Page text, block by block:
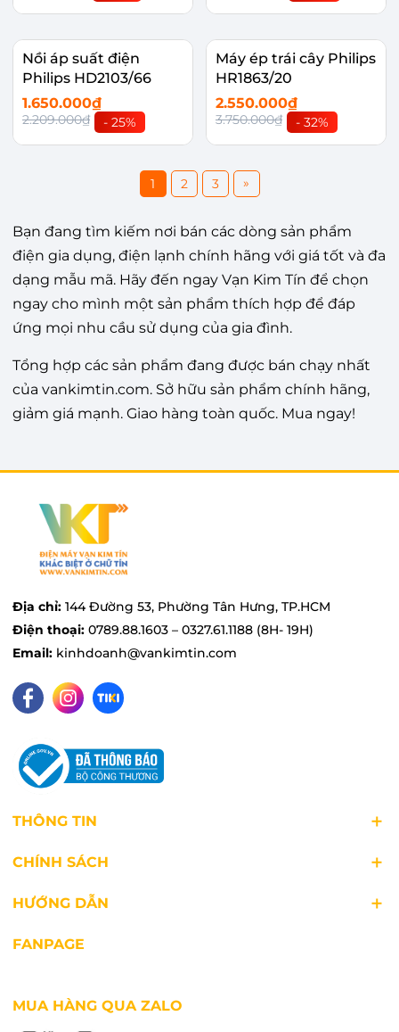
Nồi áp suất điện
Philips HD2103/66
1.650.000₫
2.209.000₫ - 25%
Máy ép trái cây Philips
HR1863/20
2.550.000₫
3.750.000₫ - 32%
1 2 3 »
Bạn đang tìm kiếm nơi bán các dòng sản phẩm
điện gia dụng, điện lạnh chính hãng với giá tốt và đa
dạng mẫu mã. Hãy đến ngay Vạn Kim Tín để chọn
ngay cho mình một sản phẩm thích hợp để đáp
ứng mọi nhu cầu sử dụng của gia đình.
Tổng hợp các sản phẩm đang được bán chạy nhất
của vankimtin.com. Sở hữu sản phẩm chính hãng,
giảm giá mạnh. Giao hàng toàn quốc. Mua ngay!
Địa chỉ: 144 Đường 53, Phường Tân Hưng, TP.HCM
Điện thoại: 0789.88.1603 – 0327.61.1188 (8H- 19H)
Email: kinhdoanh@vankimtin.com
THÔNG TIN
CHÍNH SÁCH
HƯỚNG DẪN
FANPAGE
MUA HÀNG QUA ZALO